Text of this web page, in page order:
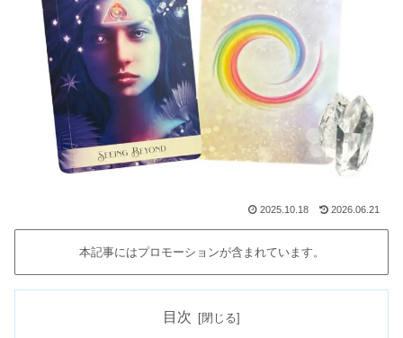
2025.10.18 2026.06.21
本記事にはプロモーションが含まれています。
目次